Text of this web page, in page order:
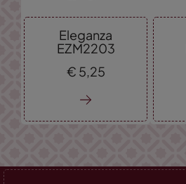
Eleganza
EZM2203
€ 5,25